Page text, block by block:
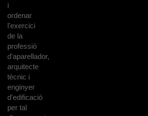
i
ordenar
l'exercici
de la
professió
d'aparellador,
arquitecte
tècnic i
enginyer
d'edificació
per tal